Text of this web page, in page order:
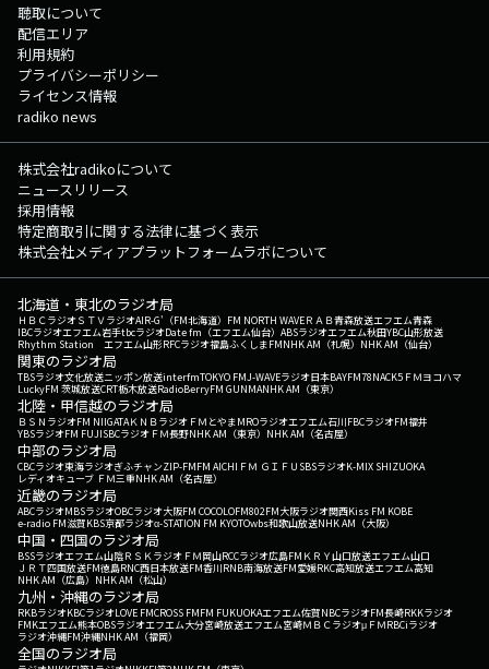
聴取について
配信エリア
利用規約
プライバシーポリシー
ライセンス情報
radiko news
株式会社radikoについて
ニュースリリース
採用情報
特定商取引に関する法律に基づく表示
株式会社メディアプラットフォームラボについて
北海道・東北のラジオ局
ＨＢＣラジオＳＴＶラジオAIR-G'（FM北海道） FM NORTH WAVEＲＡＢ青森放送エフエム青森
IBCラジオエフエム岩手tbcラジオDate fm（エフエム仙台） ABSラジオエフエム秋田YBC山形放送
Rhythm Station エフエム山形RFCラジオ福島ふくしまFMNHK AM（札幌） NHK AM（仙台）
関東のラジオ局
TBSラジオ文化放送ニッポン放送interfmTOKYO FMJ-WAVEラジオ日本BAYFM78NACK5 ＦＭヨコハマ
LuckyFM 茨城放送CRT栃木放送RadioBerryFM GUNMANHK AM（東京）
北陸・甲信越のラジオ局
ＢＳＮラジオFM NIIGATAＫＮＢラジオ ＦＭとやまMROラジオエフエム石川FBCラジオFM福井
YBSラジオFM FUJISBCラジオ ＦＭ長野NHK AM（東京） NHK AM（名古屋）
中部のラジオ局
CBCラジオ東海ラジオぎふチャンZIP-FMFM AICHI ＦＭ ＧＩＦＵ SBSラジオK-MIX SHIZUOKA
レディオキューブ ＦＭ三重NHK AM（名古屋）
近畿のラジオ局
ABCラジオMBSラジオOBCラジオ大阪FM COCOLOFM802FM大阪ラジオ関西Kiss FM KOBE
e-radio FM滋賀KBS京都ラジオα-STATION FM KYOTOwbs和歌山放送NHK AM（大阪）
中国・四国のラジオ局
BSSラジオエフエム山陰ＲＳＫラジオ ＦＭ岡山RCCラジオ広島FM ＫＲＹ山口放送エフエム山口
ＪＲＴ四国放送FM徳島RNC西日本放送FM香川RNB南海放送FM愛媛RKC高知放送エフエム高知
NHK AM（広島） NHK AM（松山）
九州・沖縄のラジオ局
RKBラジオKBCラジオLOVE FMCROSS FMFM FUKUOKAエフエム佐賀NBCラジオFM長崎RKKラジオ
FMKエフエム熊本OBSラジオエフエム大分宮崎放送エフエム宮崎ＭＢＣラジオμＦＭRBCiラジオ
ラジオ沖縄FM沖縄NHK AM（福岡）
全国のラジオ局